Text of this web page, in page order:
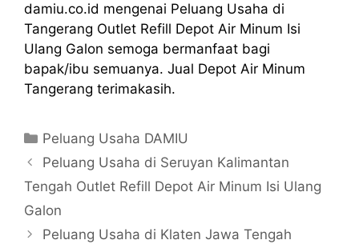
damiu.co.id mengenai Peluang Usaha di
Tangerang Outlet Refill Depot Air Minum Isi
Ulang Galon semoga bermanfaat bagi
bapak/ibu semuanya. Jual Depot Air Minum
Tangerang terimakasih.
Kategori
Peluang Usaha DAMIU
Peluang Usaha di Seruyan Kalimantan
Tengah Outlet Refill Depot Air Minum Isi Ulang
Galon
Peluang Usaha di Klaten Jawa Tengah